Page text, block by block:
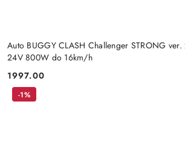
Auto BUGGY CLASH Challenger STRONG ver.
24V 800W do 16km/h
Cena:
1997.00
-1%